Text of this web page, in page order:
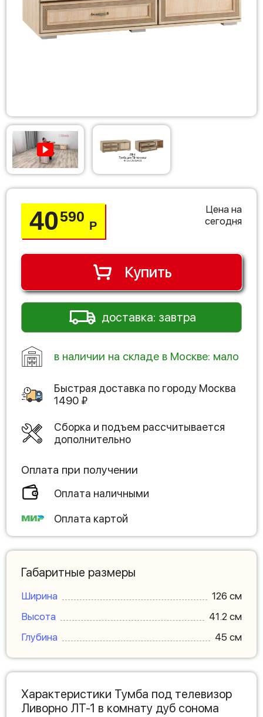
40590
Р
Цена на
сегодня
Купить
доставка: завтра
в наличии на складе в Москве: мало
Быстрая доставка по городу Москва
1490 ₽
Сборка и подъем рассчитывается
дополнительно
Оплата при получении
Оплата наличными
Оплата картой
Габаритные размеры
Ширина
126 см
Высота
41.2 см
Глубина
45 см
Характеристики Тумба под телевизор
Ливорно ЛТ-1 в комнату дуб сонома